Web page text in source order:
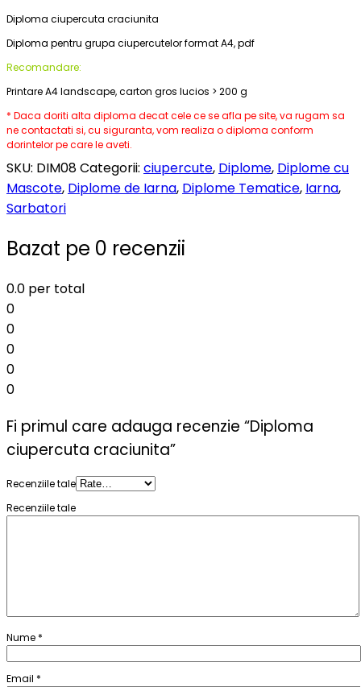
Diploma ciupercuta craciunita
Diploma pentru grupa ciupercutelor format A4, pdf
Recomandare:
Printare A4 landscape, carton gros lucios > 200 g
* Daca doriti alta diploma decat cele ce se afla pe site, va rugam sa
ne contactati si, cu siguranta, vom realiza o diploma conform
dorintelor pe care le aveti.
SKU: DIM08Categorii: ciupercute, Diplome, Diplome cu
Mascote, Diplome de Iarna, Diplome Tematice, Iarna,
Sarbatori
Bazat pe 0 recenzii
0.0 per total
0
0
0
0
0
Fi primul care adauga recenzie “Diploma
ciupercuta craciunita”
Recenziile tale
Recenziile tale
Nume *
Email *